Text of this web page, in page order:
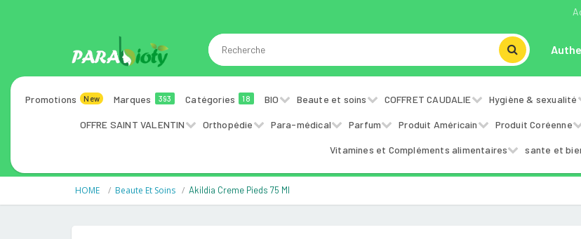
Promotions New Marques 393 Catégories 18 BIO Beaute et soins COFFRET CAUDALIE Hygiène & sexualité
OFFRE SAINT VALENTIN Orthopédie Para-médical Parfum Produit Américain Produit Coréenne
Vitamines et Compléments alimentaires sante et
HOME Beaute Et Soins Akildia Creme Pieds 75 Ml